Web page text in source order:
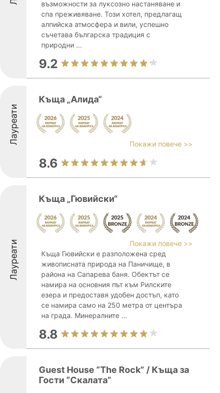
възможности за луксозно настаняване и
спа преживяване. Този хотел, предлагащ
алпийска атмосфера и вили, успешно
съчетава българска традиция с
природни ...
9.2
Лауреати
Къща „Алида“
Покажи повече >>
8.6
Лауреати
Къща „Гювийски“
Покажи повече >>
Къща Гювийски е разположена сред
живописната природа на Паничище, в
района на Сапарева баня. Обектът се
намира на основния път към Рилските
езера и предоставя удобен достъп, като
се намира само на 250 метра от центъра
на града. Минералните ...
8.8
Guest House “The Rock” / Къща за
Гости “Скалата”